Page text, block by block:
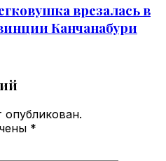
врезалась в
Канчанабури
опубликован.
*